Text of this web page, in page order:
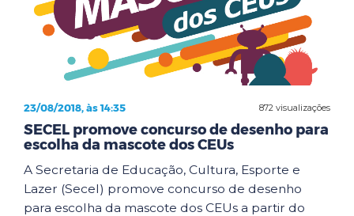
872 visualizações
23/08/2018, às 14:35
SECEL promove concurso de desenho para
escolha da mascote dos CEUs
A Secretaria de Educação, Cultura, Esporte e
Lazer (Secel) promove concurso de desenho
para escolha da mascote dos CEUs a partir do